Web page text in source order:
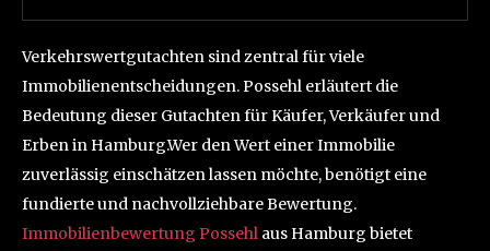
Verkehrswertgutachten sind zentral für viele
Immobilienentscheidungen. Possehl erläutert die
Bedeutung dieser Gutachten für Käufer, Verkäufer und
Erben in Hamburg.Wer den Wert einer Immobilie
zuverlässig einschätzen lassen möchte, benötigt eine
fundierte und nachvollziehbare Bewertung.
Immobilienbewertung Possehl aus Hamburg bietet